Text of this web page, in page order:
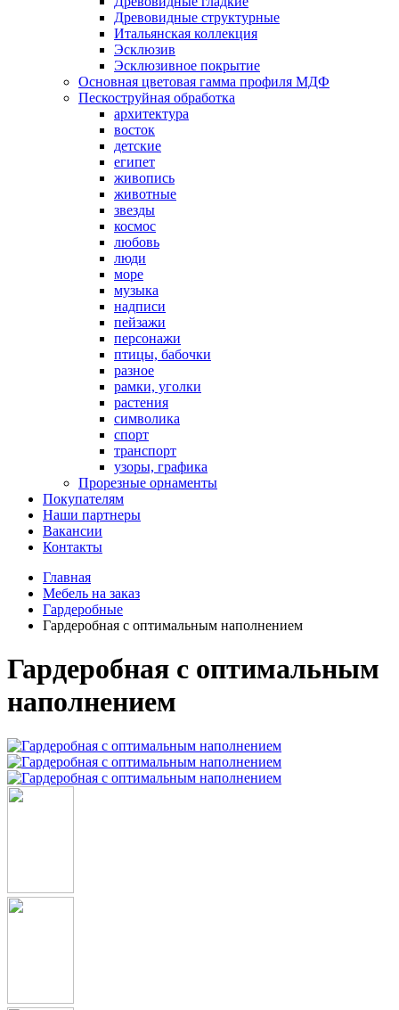
Древовидные структурные
Итальянская коллекция
Эсклюзив
Эсклюзивное покрытие
Основная цветовая гамма профиля МДФ
Пескоструйная обработка
архитектура
восток
детские
египет
живопись
животные
звезды
космос
любовь
люди
море
музыка
надписи
пейзажи
персонажи
птицы, бабочки
разное
рамки, уголки
растения
символика
спорт
транспорт
узоры, графика
Прорезные орнаменты
Покупателям
Наши партнеры
Вакансии
Контакты
Главная
Мебель на заказ
Гардеробные
Гардеробная с оптимальным наполнением
Гардеробная с оптимальным
наполнением